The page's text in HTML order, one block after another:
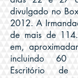
divulgado no
2012. A
de mais de
em,
incluindo 60
Escritório de